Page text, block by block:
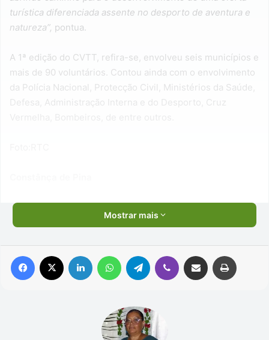
turística diferenciada assente no desporto de aventura e
natureza”, pontua.
A 1ª edição do CVTT, refira-se, envolveu seis municípios e
mais de 90 voluntários. Contou ainda com o envolvimento
da Polícia Nacional, Protecção Civil, Ministérios da Saúde,
Defesa, Administração Interna e do Desporto, Cruz
Mostrar mais
Facebook Linkedin WhatsAppTelegram Viber Compartilhar via e-mail